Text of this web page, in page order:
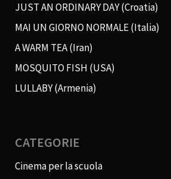
JUST AN ORDINARY DAY (Croatia)
MAI UN GIORNO NORMALE (Italia)
A WARM TEA (Iran)
MOSQUITO FISH (USA)
LULLABY (Armenia)
CATEGORIE
Cinema per la scuola